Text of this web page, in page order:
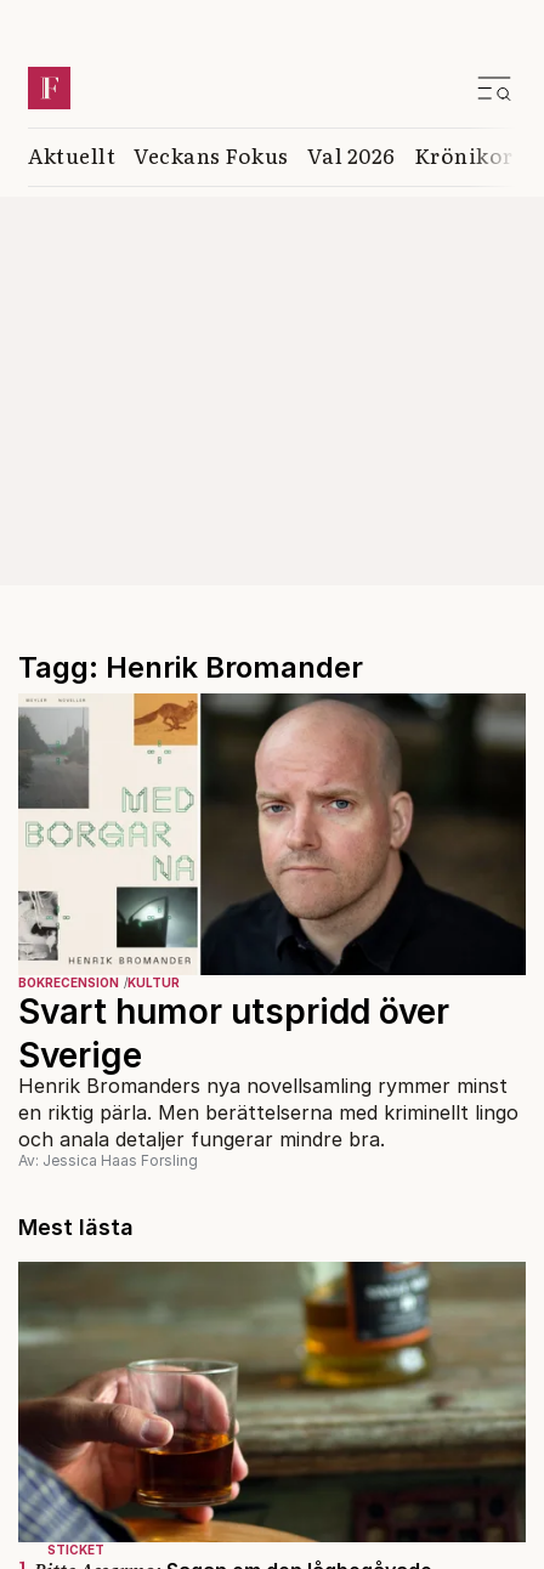
Aktuellt Veckans Fokus Val 2026 Krönikor
Tagg: Henrik Bromander
BOKRECENSION KULTUR
Svart humor utspridd över
Sverige
Henrik Bromanders nya novellsamling rymmer minst
en riktig pärla. Men berättelserna med kriminellt lingo
och anala detaljer fungerar mindre bra.
Av: Jessica Haas Forsling
Mest lästa
STICKET